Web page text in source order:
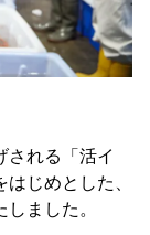
される「活イ
じめとした、
ました。